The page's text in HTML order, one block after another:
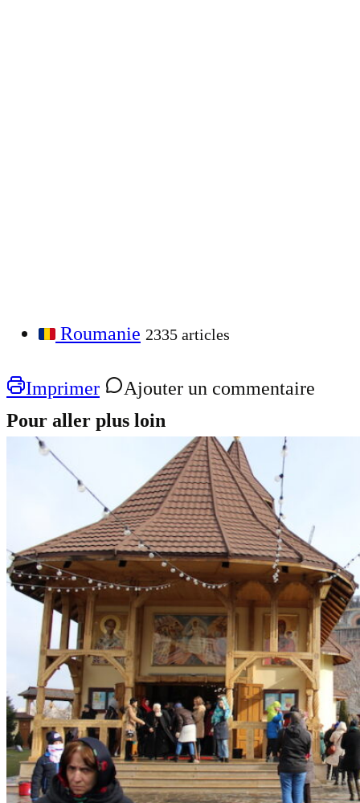
Roumanie 2335 articles
Imprimer
Ajouter un commentaire
Pour aller plus loin